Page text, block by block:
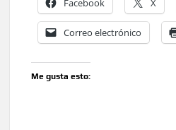
Facebook X
Correo electrónico
Me gusta esto: